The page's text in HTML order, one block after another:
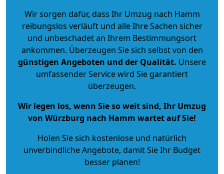
Wir sorgen dafür, dass Ihr Umzug nach Hamm
reibungslos verläuft und alle Ihre Sachen sicher
und unbeschadet an Ihrem Bestimmungsort
ankommen. Überzeugen Sie sich selbst von den
günstigen Angeboten und der Qualität. Unsere
umfassender Service wird Sie garantiert
überzeugen.
Wir legen los, wenn Sie so weit sind, Ihr Umzug
von Würzburg nach Hamm wartet auf Sie!
Holen Sie sich kostenlose und natürlich
unverbindliche Angebote, damit Sie Ihr Budget
besser planen!